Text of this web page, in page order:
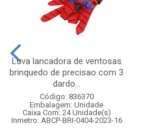
Luva lancadora de ventosas
brinquedo de precisao com 3
dardo...
Código: 836370
Embalagem: Unidade
Caixa Com: 24 Unidade(s)
Inmetro: ABCP-BRI-0404-2023-16